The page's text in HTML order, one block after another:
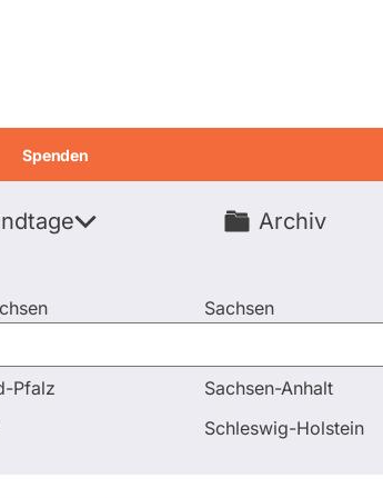
Pfalz
Sachsen
Sachsen-Anhalt
Schleswig-Holstein
Archiv
Spenden